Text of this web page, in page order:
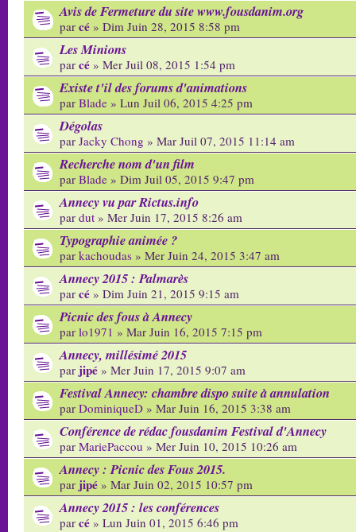
Avis de Fermeture du site www.fousdanim.org
par cé » Dim Juin 28, 2015 8:58 pm
Les Minions
par cé » Mer Juil 08, 2015 1:54 pm
Existe t'il des forums d'animations
par Blade » Lun Juil 06, 2015 4:25 pm
Dégolas
par Jacky Chong » Mar Juil 07, 2015 11:14 am
Recherche nom d'un film
par Blade » Dim Juil 05, 2015 9:47 pm
Annecy vu par Rictus.info
par dut » Mer Juin 17, 2015 8:26 am
Typographie animée ?
par kachoudas » Mer Juin 24, 2015 3:47 am
Annecy 2015 : Palmarès
par cé » Dim Juin 21, 2015 9:15 am
Picnic des fous à Annecy
par lo1971 » Mar Juin 16, 2015 7:15 pm
Annecy, millésimé 2015
par jipé » Mer Juin 17, 2015 9:07 am
Festival Annecy: chambre dispo suite à annulation
par DominiqueD » Mar Juin 16, 2015 3:38 am
Conférence de rédac fousdanim Festival d'Annecy
par MariePaccou » Mer Juin 10, 2015 10:26 am
Annecy : Picnic des Fous 2015.
par jipé » Mar Juin 02, 2015 10:57 pm
Annecy 2015 : les conférences
par cé » Lun Juin 01, 2015 6:46 pm